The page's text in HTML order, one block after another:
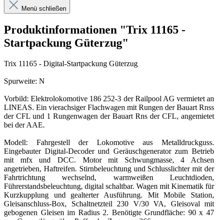
Menü schließen
Produktinformationen "Trix 11165 -
Startpackung Güterzug"
Trix 11165 - Digital-Startpackung Güterzug
Spurweite: N
Vorbild: Elektrolokomotive 186 252-3 der Railpool AG vermietet an
LINEAS. Ein vierachsiger Flachwagen mit Rungen der Bauart Rnss
der CFL und 1 Rungenwagen der Bauart Rns der CFL, angemietet
bei der AAE.
Modell: Fahrgestell der Lokomotive aus Metalldruckguss.
Eingebauter Digital-Decoder und Geräuschgenerator zum Betrieb
mit mfx und DCC. Motor mit Schwungmasse, 4 Achsen
angetrieben, Haftreifen. Stirnbeleuchtung und Schlusslichter mit der
Fahrtrichtung wechselnd, warmweißen Leuchtdioden,
Führerstandsbeleuchtung, digital schaltbar. Wagen mit Kinematik für
Kurzkupplung und gealterter Ausführung. Mit Mobile Station,
Gleisanschluss-Box, Schaltnetzteil 230 V/30 VA, Gleisoval mit
gebogenen Gleisen im Radius 2. Benötigte Grundfläche: 90 x 47